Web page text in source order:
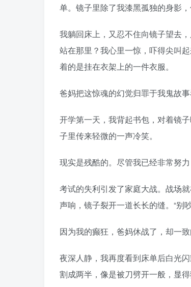
单。镜子里除了我漆黑孤独的身影，
我躺回床上，又忍不住向镜子望去
站在那里？我心里一惊，吓得尖叫
着的是挂在衣架上的一件衣服。
爸妈把这惊魂的幻觉归罪于我鬼故
开学第一天，我背起书包，对着镜
子里传来轻微的一声冷笑。
现实是残酷的。尽管我已经非常努
考试的失利引发了家庭大战。战场
声响，镜子裂开一道长长的缝。“别
因为我的癫狂，爸妈休战了，却一
夜深人静，我再度看到床单后白光
割成两半，像是被刀劈开一般，显得